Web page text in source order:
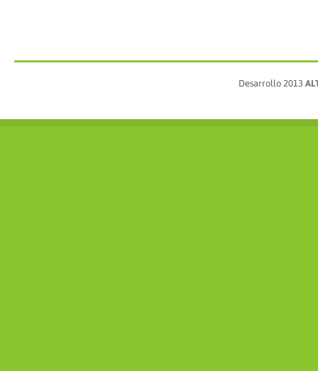
Desarrollo 2013